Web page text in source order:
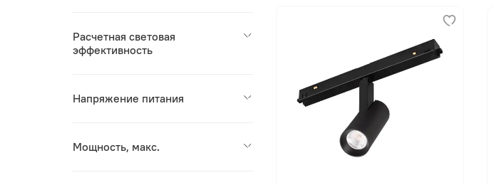
Расчетная световая
эффективность
Напряжение питания
Мощность, макс.